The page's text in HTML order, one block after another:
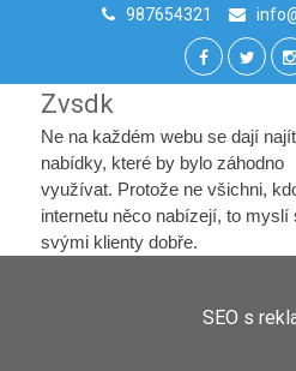
987654321
Zvsdk
Ne na každém webu se dají najít
nabídky, které by bylo záhodno
využívat. Protože ne všichni,
internetu něco nabízejí, to myslí
svými klienty dobře.
SEO s